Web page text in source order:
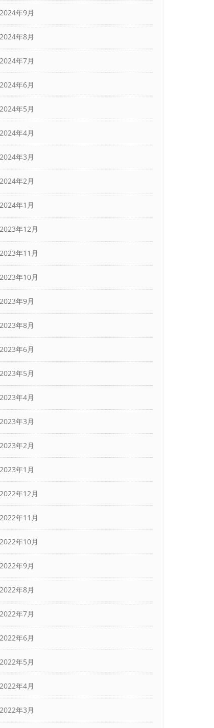
2024年9月
2024年8月
2024年7月
2024年6月
2024年5月
2024年4月
2024年3月
2024年2月
2024年1月
2023年12月
2023年11月
2023年10月
2023年9月
2023年8月
2023年6月
2023年5月
2023年4月
2023年3月
2023年2月
2023年1月
2022年12月
2022年11月
2022年10月
2022年9月
2022年8月
2022年7月
2022年6月
2022年5月
2022年4月
2022年3月